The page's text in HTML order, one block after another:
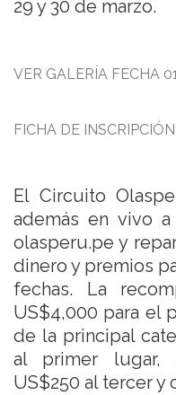
29 y 30 de marzo.
VER GALERÍA FECHA
FICHA DE INSCRIPCIÓN
El Circuito
además en vivo
olasperu.pe y
dinero y premios
fechas. La
US$4,000 para el
de la principal
al primer lugar,
US$250 al tercer y